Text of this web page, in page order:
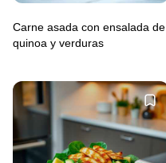
Carne asada con ensalada de
quinoa y verduras